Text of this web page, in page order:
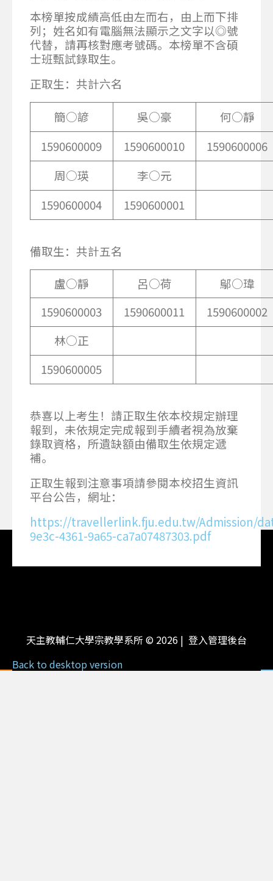
本榜單按成績高低由左而右，由上而下排
列；姓名如有電腦無法顯示之文字以◎號
代替，請再核對應考號碼。本榜單不含碩
士班甄試錄取生。
正取生：共計六名
簡○諺
吳○豪
何○靜
1590600009
1590600010
1590600006
周○瑛
李○元
1590600004
1590600001
備取生：共計五名
盧○靜
呂○荷
鄔○瑋
1590600003
1590600011
1590600002
林○正
1590600005
恭喜以上考生！請正取生依本校規定辦理
報到，未依規定完成報到手續者視為放棄
錄取資格，所遺缺額由備取生依規定遞
補。
正取生報到注意事項請參閱本校招生資訊
平台公告，網址：
https://travellerlink.fju.edu.tw/Admission/
9e3c-4361-9a65-ca7a07487303.pdf
天主教輔仁大學宗教學系所 © 2026
登入管理後台
Back to desktop version